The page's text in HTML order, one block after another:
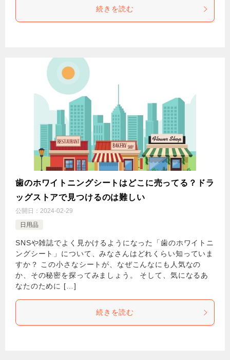
続きを読む
歯のホワイトニングシートはどこに売ってる？ドラ
ッグストアで見つけるのは難しい
公開日： 2024-02-29
日用品
SNSや雑誌でよく見かけるようになった「歯のホワイトニ
ングシート」について、みなさんはどれくらい知っていま
すか？ この小さなシートが、なぜこんなにも人気なの
か、その秘密を探ってみましょう。 そして、気になるあ
なたのために […]
続きを読む